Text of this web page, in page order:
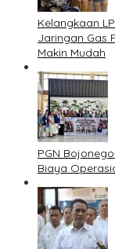
Kelangkaan
Jaringan Gas
Makin Mudah
PGN
Biaya